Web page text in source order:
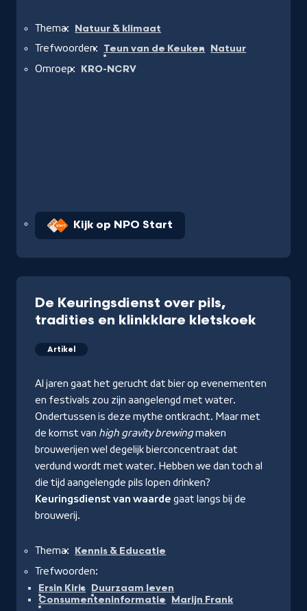
Thema: Natuur & klimaat
Trefwoorden: Teun van de Keuken Natuur
Omroep: KRO-NCRV
Kijk op NPO Start
De Keuringsdienst over pils,
tradities en klinkklare kletskoek
Artikel
Al jaren gaat het gerucht dat bier op evenementen
en festivals zou zijn aangelengd met water.
Ondertussen is deze mythe ontkracht. Maar met
de komst van high gravity brewingmaken
brouwerijen wel degelijk bierconcentraat dat
verdund wordt met water. Hebben we dan toch al
die tijd aangelengde pils lopen drinken?
Keuringsdienst van waarde gaat langs bij de
brouwerij.
Thema: Kennis & Educatie
Trefwoorden:
Ersin Kiris Duurzaam leven
Consumenteninformatie Marijn Frank